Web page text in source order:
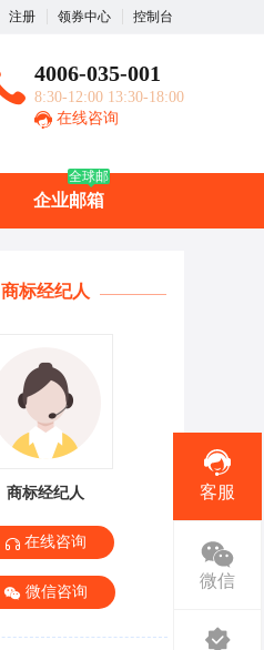
注册 领券中心 控制台
4006-035-001
8:30-12:00 13:30-18:00
在线咨询
企业邮箱
全球邮
商标经纪人
商标经纪人
在线咨询
微信咨询
客服
微信